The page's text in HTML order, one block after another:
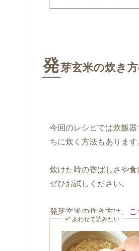
発芽玄米の炊き
今回のレシピでは炊飯
ちに炊く方法もあります
炊けた時の香ばしさや
ぜひお試しください。
発芽玄米の炊き方は、 こ
あわせて読みたい